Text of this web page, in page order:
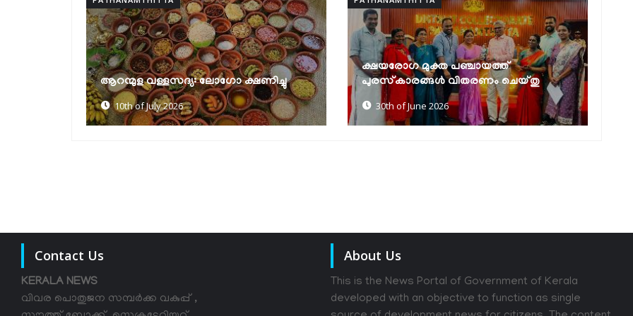
ക്ഷയരോഗ മുക്ത പഞ്ചായത്ത്
പുരസ്‌കാരങ്ങൾ വിതരണം ചെയ്തു
30th of June 2026
സെൻസസ് സെൽഫ് എന്യൂമറേഷൻ:
മികച്ച നേട്ടവുമായി ഹയർ സെക്കൻഡറി
എൻ.എസ്.എസ് യൂണിറ്റുകൾ
30th of June 2026
Contact Us
KERALA NEWS
വിവര പൊതുജന സമ്പര്‍ക്ക വകുപ്പ് ,
About Us
This is the News Portal of Government of Kerala
developed with an objective to function as single